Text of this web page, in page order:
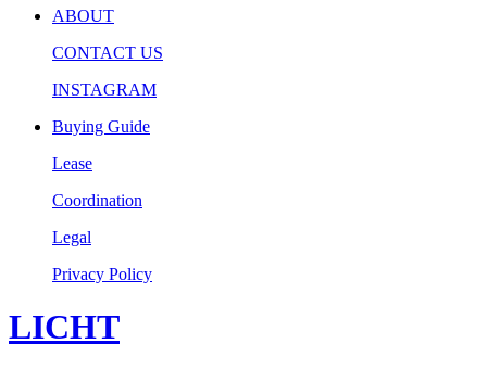
ABOUT
CONTACT US
INSTAGRAM
Buying Guide
Lease
Coordination
Legal
Privacy Policy
LICHT